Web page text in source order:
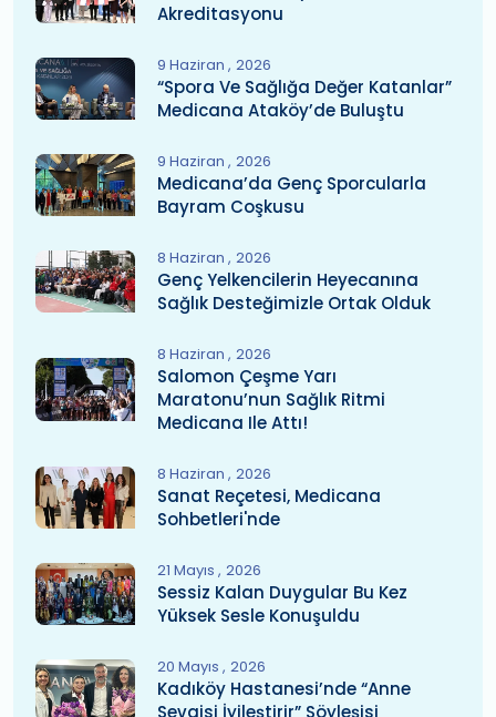
Akreditasyonu
9 Haziran 2026
“Spora Ve Sağlığa Değer Katanlar”
Medicana Ataköy’de Buluştu
9 Haziran 2026
Medicana’da Genç Sporcularla
Bayram Coşkusu
8 Haziran 2026
Genç Yelkencilerin Heyecanına
Sağlık Desteğimizle Ortak Olduk
8 Haziran 2026
Salomon Çeşme Yarı
Maratonu’nun Sağlık Ritmi
Medicana Ile Attı!
8 Haziran 2026
Sanat Reçetesi, Medicana
Sohbetleri'nde
21 Mayıs 2026
Sessiz Kalan Duygular Bu Kez
Yüksek Sesle Konuşuldu
20 Mayıs 2026
Kadıköy Hastanesi’nde “Anne
Sevgisi İyileştirir” Söyleşisi